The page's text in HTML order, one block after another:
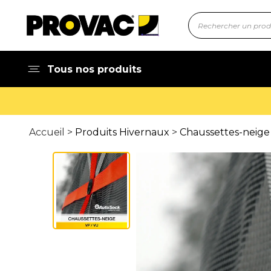
Tous nos produits
Accueil > Produits Hivernaux > Chaussettes-neige